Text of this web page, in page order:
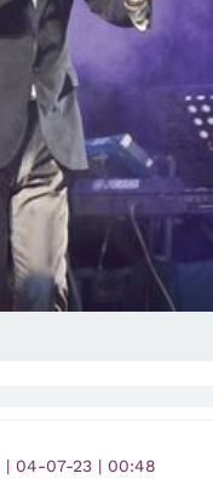
| 04-07-23 | 00:48